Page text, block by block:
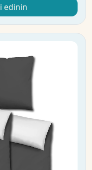
edinin